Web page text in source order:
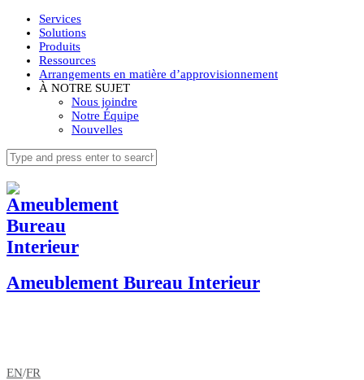
Services
Solutions
Produits
Ressources
Arrangements en matière d’approvisionnement
À NOTRE SUJET
Nous joindre
Notre Équipe
Nouvelles
Ameublement Bureau Interieur
EN/FR